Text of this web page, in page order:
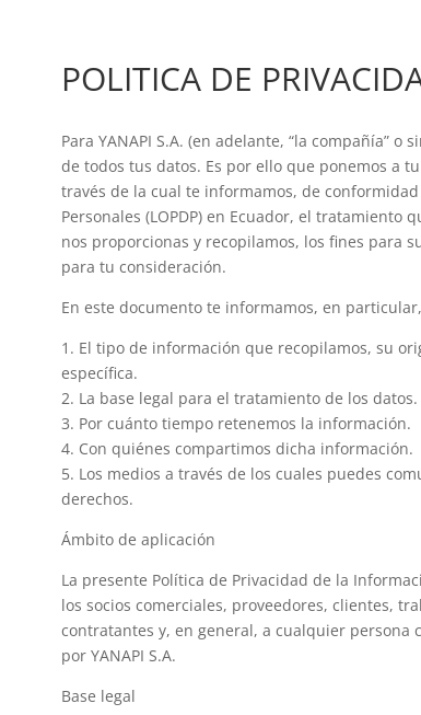
POLITICA DE
Para YANAPI S.A. (en adelante, “la compañía” o
de todos tus datos. Es por ello que ponemos a
través de la cual te informamos, de
Personales (LOPDP) en Ecuador, el
nos proporcionas y recopilamos, los fines para
para tu consideración.
En este documento te informamos, en
1. El tipo de información que recopilamos, su
específica.
2. La base legal para el tratamiento de los datos.
3. Por cuánto tiempo retenemos la información.
4. Con quiénes compartimos dicha información.
5. Los medios a través de los cuales puedes
derechos.
Ámbito de aplicación
La presente Política de Privacidad de la
los socios comerciales, proveedores, clientes,
contratantes y, en general, a cualquier persona
por YANAPI S.A.
Base legal